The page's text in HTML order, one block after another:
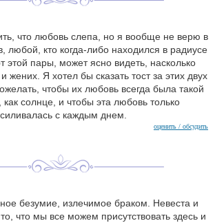
что любовь слепа, но я вообще не верю в
любой, кто когда-либо находился в радиусе
этой пары, может ясно видеть, насколько
жених. Я хотел бы сказать тост за этих двух
чтобы их любовь всегда была такой
солнце, и чтобы эта любовь только
с каждым днем.
оценить / обсудить
безумие, излечимое браком. Невеста и
что мы все можем присутствовать здесь и